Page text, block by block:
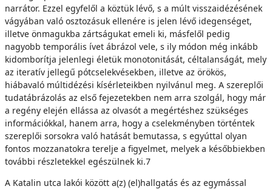
narrátor. Ezzel egyfelől a köztük lévő, s a múlt visszaidézésének
vágyában való osztozásuk ellenére is jelen lévő idegenséget,
illetve önmagukba zártságukat emeli ki, másfelől pedig
nagyobb temporális ívet ábrázol vele, s ily módon még inkább
kidomborítja jelenlegi életük monotonitását, céltalanságát, mely
az iteratív jellegű pótcselekvésekben, illetve az örökös,
hiábavaló múltidézési kísérleteikben nyilvánul meg. A szereplői
tudatábrázolás az első fejezetekben nem arra szolgál, hogy már
a regény elején ellássa az olvasót a megértéshez szükséges
információkkal, hanem arra, hogy a cselekményben történtek
szereplői sorsokra való hatását bemutassa, s egyúttal olyan
fontos mozzanatokra terelje a figyelmet, melyek a későbbiekben
további részletekkel egészülnek ki.7
A Katalin utca lakói között a(z) (el)hallgatás és az egymással